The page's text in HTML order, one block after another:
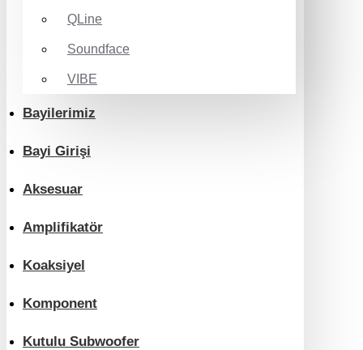
QLine
Soundface
VIBE
Bayilerimiz
Bayi Girişi
Aksesuar
Amplifikatör
Koaksiyel
Komponent
Kutulu Subwoofer